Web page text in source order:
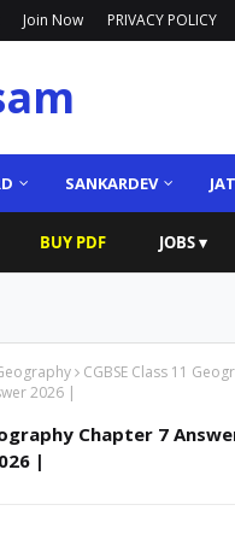
Join Now PRIVACY POLICY
SANKARDEV
BUY PDF JOBS ▾
CGBSE Class 11
2026 |
Chapter 7
|